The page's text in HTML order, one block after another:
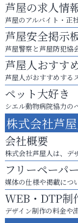
芦屋の求人情
芦屋のアルバイト・正
芦屋安全掲示
芦屋警察と芦屋防犯協
芦屋人おすす
芦屋人がおすすめする
ペット大好き
シエル動物病院協力の
株式会社芦
会社概要
株式会社芦屋人は、デ
フリーペーパ
媒体の仕様や掲載につ
WEB・DTP制
デザイン制作の料金や